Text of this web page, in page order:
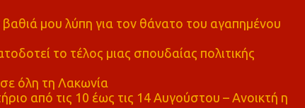
μου λύπη για τον θάνατο του αγαπημένου
το τέλος μιας σπουδαίας πολιτικής
όλη τη Λακωνία
από τις 10 έως τις 14 Αυγούστου – Ανοικτή η